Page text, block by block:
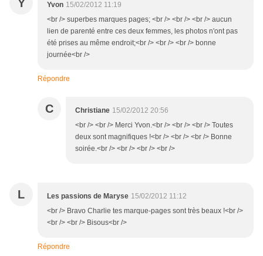
Y Yvon 15/02/2012 11:19
<br /> superbes marques pages; <br /> <br /> <br /> aucun
lien de parenté entre ces deux femmes, les photos n'ont pas
été prises au même endroit;<br /> <br /> <br /> bonne
journée<br />
Répondre
C Christiane 15/02/2012 20:56
<br /> <br /> Merci Yvon.<br /> <br /> <br /> Toutes
deux sont magnifiques !<br /> <br /> <br /> Bonne
soirée.<br /> <br /> <br /> <br />
L Les passions de Maryse 15/02/2012 11:12
<br /> Bravo Charlie tes marque-pages sont très beaux !<br />
<br /> <br /> Bisous<br />
Répondre